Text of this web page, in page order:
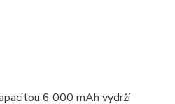
6 000 mAh vydrží